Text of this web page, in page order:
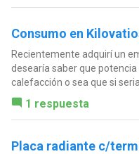
Consumo en
Recientemente adquirí un
desearía saber que potencia
calefacción o sea que si
1 respuesta
Placa radiante c/